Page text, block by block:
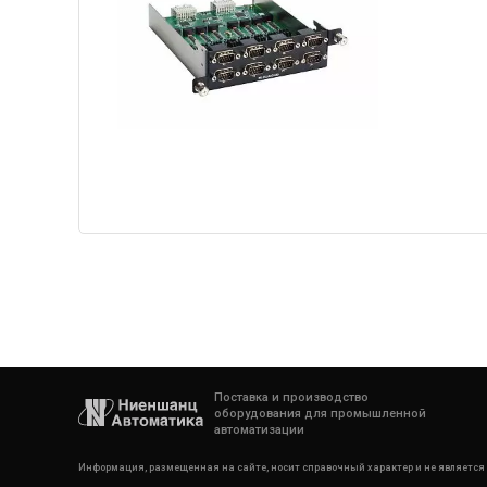
Поставка и производство
оборудования для промышленной
автоматизации
Информация, размещенная на сайте, носит справочный характер и не является